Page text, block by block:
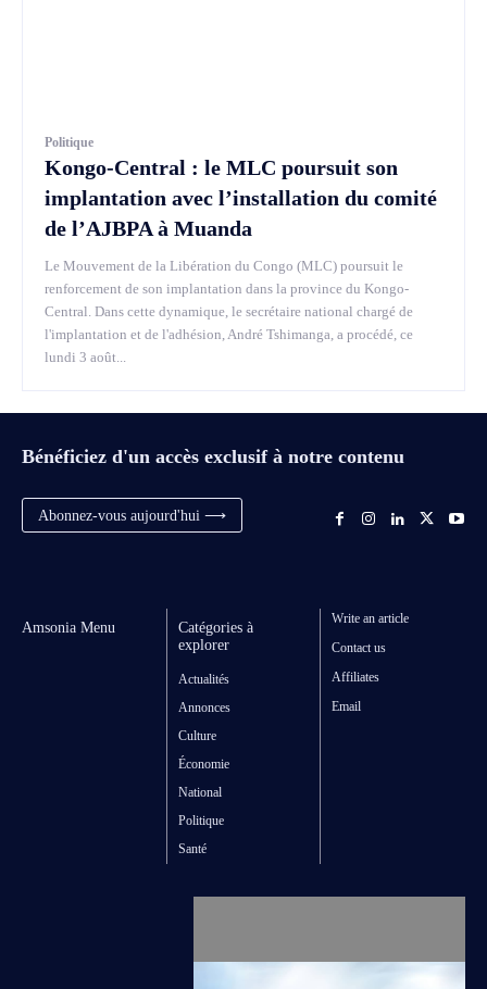
Politique
Kongo-Central : le MLC poursuit son
implantation avec l’installation du comité
de l’AJBPA à Muanda
Le Mouvement de la Libération du Congo (MLC) poursuit le
renforcement de son implantation dans la province du Kongo-
Central. Dans cette dynamique, le secrétaire national chargé de
l'implantation et de l'adhésion, André Tshimanga, a procédé, ce
lundi 3 août...
Bénéficiez d'un accès exclusif à notre contenu
Abonnez-vous aujourd'hui ⟶
Amsonia Menu
Catégories à
explorer
Actualités
Annonces
Culture
Économie
National
Politique
Santé
Write an article
Contact us
Affiliates
Email